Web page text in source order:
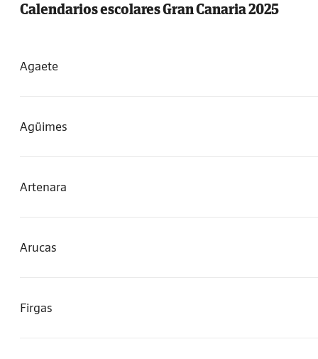
Calendarios escolares Gran Canaria 2025
Agaete
Agüimes
Artenara
Arucas
Firgas